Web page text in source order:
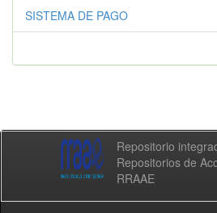
SISTEMA DE PAGO
Repositorio
Repositorios de
RRAAE